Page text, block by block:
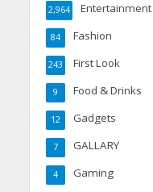
Entertainment
2,964
Fashion
84
First Look
243
Food & Drinks
9
Gadgets
12
GALLARY
7
Gaming
4